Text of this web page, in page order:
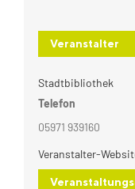
Veranstalter
Stadtbibliothek
Telefon
05971 939160
Veranstalter-